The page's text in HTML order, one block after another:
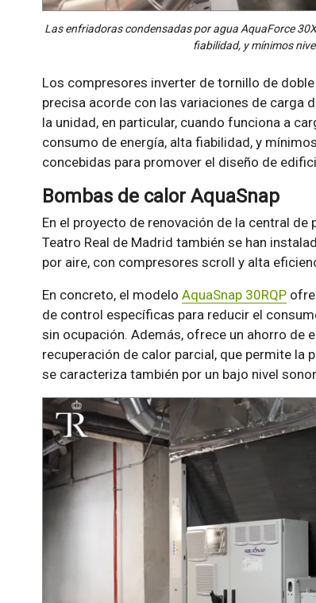
Las enfriadoras condensadas por agua AquaForce
fiabilidad, y mínimos
Los compresores inverter de tornillo de
precisa acorde con las variaciones de carga
la unidad, en particular, cuando funciona a
consumo de energía, alta fiabilidad, y
concebidas para promover el diseño de
Bombas de calor AquaSnap
En el proyecto de renovación de la central
Teatro Real de Madrid también se han
por aire, con compresores scroll y alta
En concreto, el modelo AquaSnap 30RQP
de control específicas para reducir el
sin ocupación. Además, ofrece un ahorro de
recuperación de calor parcial, que permite la
se caracteriza también por un bajo nivel